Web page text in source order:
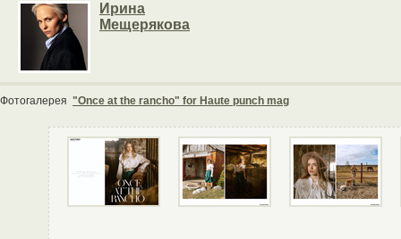
Ирина
Мещерякова
Фотогалерея "Once at the rancho" for Haute punch mag